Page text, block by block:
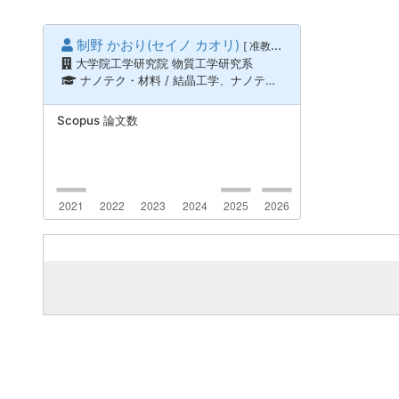
制野 かおり(セイノ カオリ) [ 准教授 ]
大学院工学研究院 物質工学研究系
ナノテク・材料 / 結晶工学、ナノテク・材料 / 薄膜、表面界面物性、ナノテク・材料 / ナノ材料科学
Scopus 論文数